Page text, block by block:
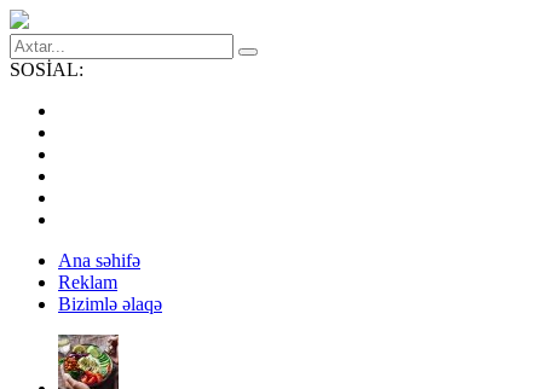
SOSİAL:
Ana səhifə
Reklam
Bizimlə əlaqə